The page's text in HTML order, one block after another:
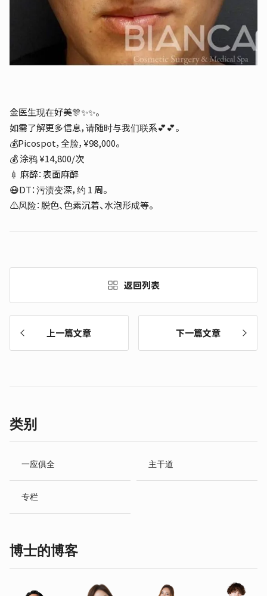
金医生现在好美🎊✨✨。
如需了解更多信息，请随时与我们联系💕💕。
💰Picospot，全脸，¥98,000。
💰 涂鸦 ¥14,800/次
💉 麻醉：表面麻醉
😷DT：污渍变深，约 1 周。
⚠风险：脱色、色素沉着、水泡形成等。
上一篇文章
返回列表
下一篇文章
类别
一应俱全 主干道
专栏
博士的博客